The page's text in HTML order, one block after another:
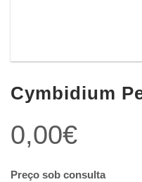
Cymbidium
0,00€
Preço sob consulta